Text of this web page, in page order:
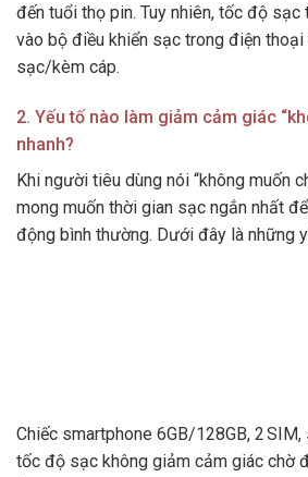
đến tuổi thọ pin. Tuy nhiên, tốc độ
vào bộ điều khiển sạc trong điện
sạc/kèm cáp.
2. Yếu tố nào làm giảm cảm giác
nhanh?
Khi người tiêu dùng nói “không muốn
mong muốn thời gian sạc ngắn nhất
động bình thường. Dưới đây là những
Chiếc smartphone 6GB/128GB, 2 SIM,
tốc độ sạc không giảm cảm giác chờ